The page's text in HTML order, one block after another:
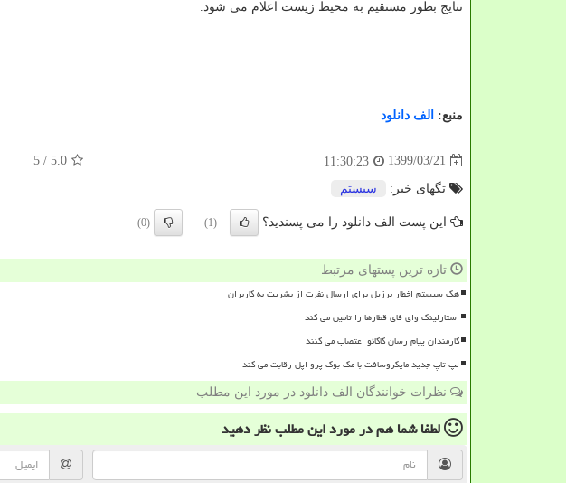
نتایج بطور مستقیم به محیط زیست اعلام می شود.
منبع: الف دانلود
1399/03/21
11:30:23
5.0
/ 5
تگهای خبر: سیستم
این پست الف دانلود را می پسندید؟ (1)
(0)
تازه ترین پستهای مرتبط
هک سیستم اخطار برزیل برای ارسال نفرت از بشریت به کاربران
استارلینک وای فای قطارها را تامین می کند
کارمندان پیام رسان کاکائو اعتصاب می کنند
لپ تاپ جدید مایکروسافت با مک بوک پرو اپل رقابت می کند
نظرات خوانندگان الف دانلود در مورد این مطلب
لطفا شما همدر مورد این مطلبنظر دهید